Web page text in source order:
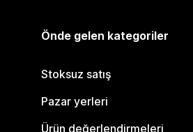
Önde gelen kategoriler
Stoksuz satış
Pazar yerleri
Ürün değerlendirmeleri